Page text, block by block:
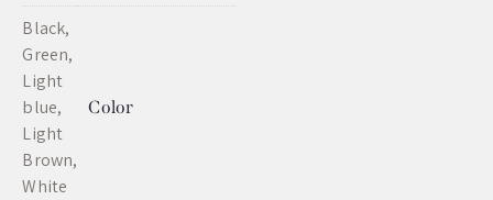
Color
Black,
Green,
Light
blue,
Light
Brown,
White